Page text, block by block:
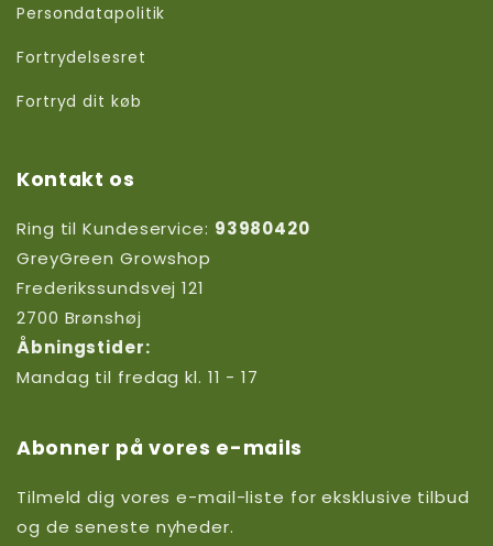
Persondatapolitik
Fortrydelsesret
Fortryd dit køb
Kontakt os
Ring til Kundeservice: 93980420
GreyGreen Growshop
Frederikssundsvej 121
2700 Brønshøj
Åbningstider:
Mandag til fredag kl. 11 - 17
Abonner på vores e-mails
Tilmeld dig vores e-mail-liste for eksklusive tilbud
og de seneste nyheder.